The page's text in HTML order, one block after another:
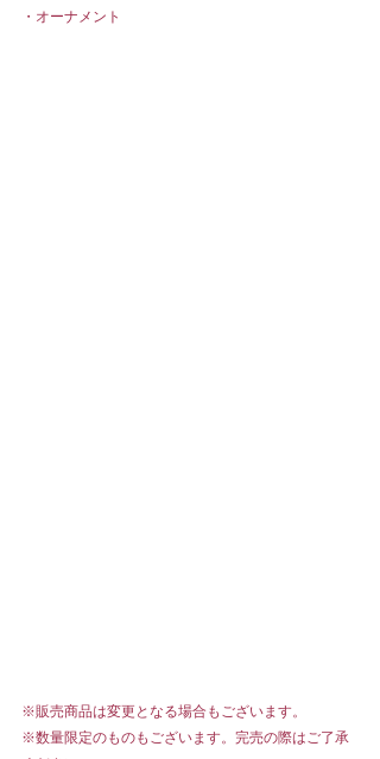
・オーナメント
※販売商品は変更となる場合もございます。
※数量限定のものもございます。完売の際はご了承